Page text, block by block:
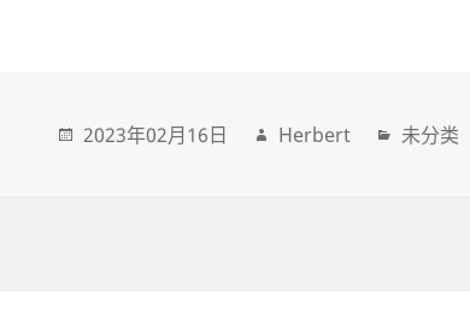
2023年02月16日 Herbert 未分类